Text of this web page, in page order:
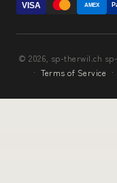
VISA AMEX
© 2026, sp-therwil.ch
· Terms of Service ·